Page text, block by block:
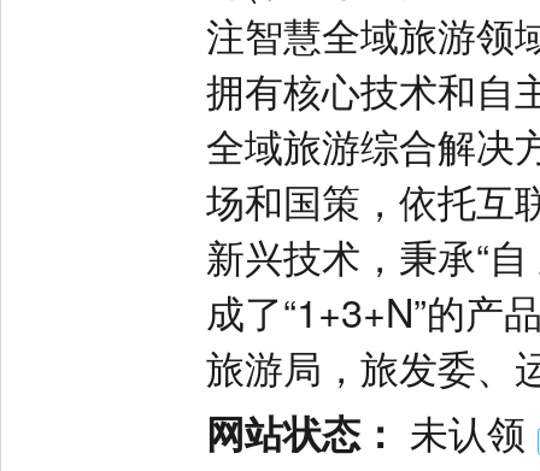
注智慧全域旅游领
拥有核心技术和自
全域旅游综合解决
场和国策，依托互
新兴技术，秉承“
成了“1+3+N”的产
旅游局，旅发委、
网站状态： 未认领